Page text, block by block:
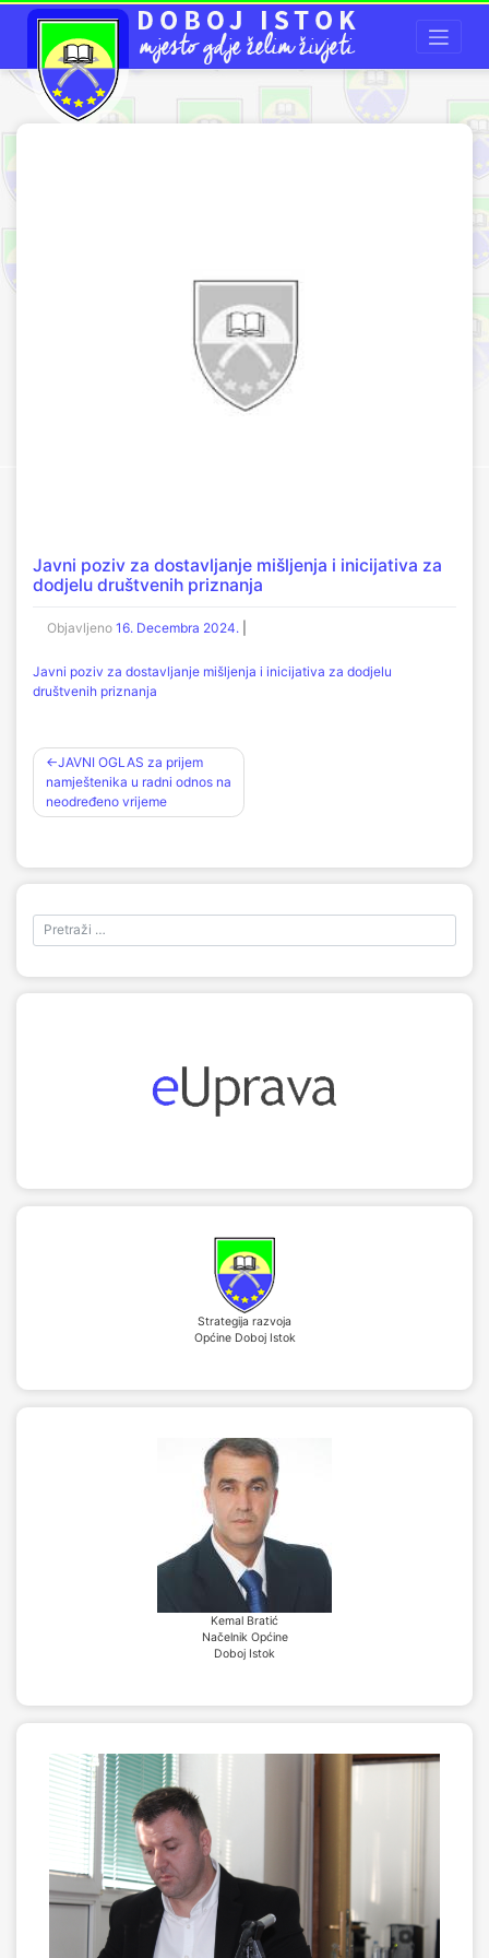
Javni poziv za dostavljanje mišljenja i inicijativa za
dodjelu društvenih priznanja
Objavljeno 16. Decembra 2024.
Javni poziv za dostavljanje mišljenja i inicijativa za dodjelu
društvenih priznanja
Navigacija
članaka
JAVNI OGLAS za prijem
namještenika u radni odnos na
neodređeno vrijeme
Strategija razvoja
Općine Doboj Istok
Kemal Bratić
Načelnik Općine
Doboj Istok